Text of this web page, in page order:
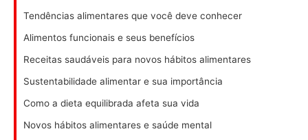
Tendências alimentares que você deve conhecer
Alimentos funcionais e seus benefícios
Receitas saudáveis para novos hábitos alimentares
Sustentabilidade alimentar e sua importância
Como a dieta equilibrada afeta sua vida
Novos hábitos alimentares e saúde mental